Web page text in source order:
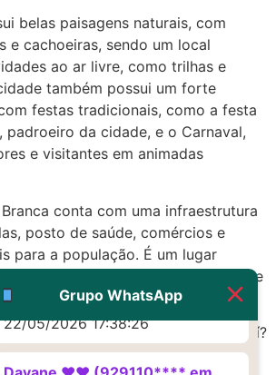
belas paisagens naturais, com
e cachoeiras, sendo um local
ao ar livre, como trilhas e
também possui um forte
festas tradicionais, como a festa
padroeiro da cidade, e o Carnaval,
e visitantes em animadas
conta com uma infraestrutura
posto de saúde, comércios e
para a população. É um lugar
ideal para quem busca sossego e
c.y.t.o.t.e.c em Água Branca, Piauí?
opções!
Grupo WhatsApp
22/05/2026 17:19:16
(879121**** em
http://www.proaborto.com)
Deve ser um corrimento normal
mesmo
G (1199866**** em
http://www.proaborto.com)
Muito obrigadaaaaa
22/05/2026 17:38:26